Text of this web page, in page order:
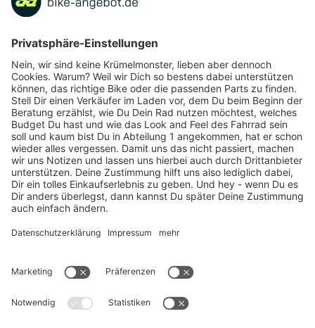
Beliebte Fahrrad-Kategorien
Marken-Highlights
TOP-Marken
ZAHLUNGSARTEN / RATENKAUF
FÜR ARBEITGEBER & ARBEITNEHMER